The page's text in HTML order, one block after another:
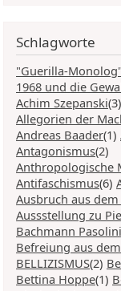
Schlagworte
"Guerilla-Monolog"
1968 und die
Achim Szepanski(3)
Allegorien der
Andreas Baader(1)
Antagonismus(2)
Anthropologische
Antifaschismus(6)
Ausbruch aus
Aussstellung zu
Bachmann Pasolini
Befreiung aus
BELLIZISMUS(2)
Bettina Hoppe(1)